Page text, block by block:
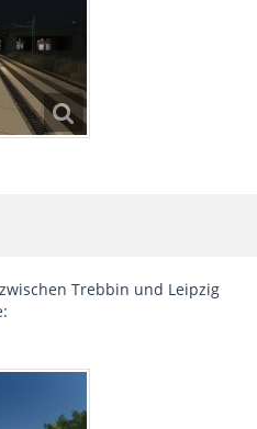
Trebbin und Leipzig